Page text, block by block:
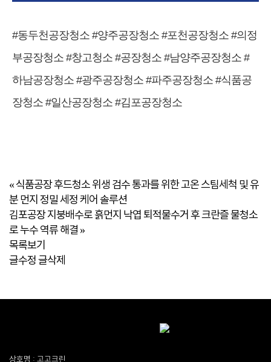
#동두천공장청소 #양주공장청소 #포천공장청소 #의정
부공장청소 #창고청소 #공장청소 #남양주공장청소 #
하남공장청소 #광주공장청소 #파주공장청소 #식품공
장청소 #일산공장청소 #김포공장청소
«식품공장 후드청소 위생 검수 통과를 위한 고온 스팀세척 및 유
분 먼지 정밀 세정 케어 솔루션
김포공장 지붕배수로 흙먼지 낙엽 퇴적물수거 후 크란즐 물청소
로 누수 역류 해결 »
목록보기
글수정글삭제
상호명 : 고고크린